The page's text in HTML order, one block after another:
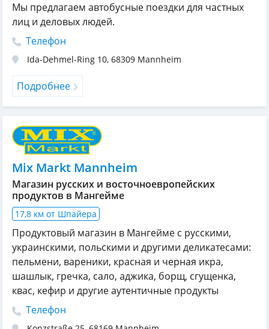
Мы предлагаем автобусные поездки для частных
лиц и деловых людей.
Телефон
Ida-Dehmel-Ring 10, 68309 Mannheim
Подробнее
Mix Markt Mannheim
Магазин русских и восточноевропейских
продуктов в Мангейме
17,8 км от Шпайера
Продуктовый магазин в Мангейме с русскими,
украинскими, польскими и другими деликатесами:
пельмени, вареники, красная и черная икра,
шашлык, гречка, сало, аджика, борщ, сгущенка,
квас, кефир и другие аутентичные продукты
Телефон